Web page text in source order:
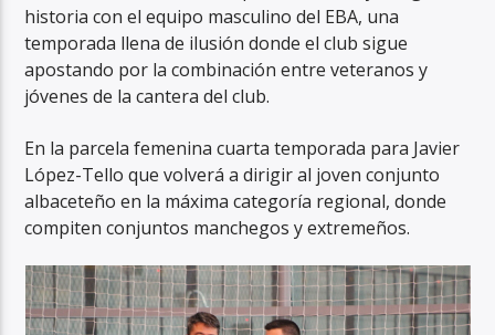
historia con el equipo masculino del EBA, una
temporada llena de ilusión donde el club sigue
apostando por la combinación entre veteranos y
jóvenes de la cantera del club.
En la parcela femenina cuarta temporada para Javier
López-Tello que volverá a dirigir al joven conjunto
albaceteño en la máxima categoría regional, donde
compiten conjuntos manchegos y extremeños.